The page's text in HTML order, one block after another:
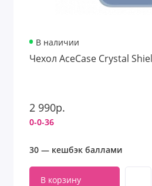
В наличии
Чехол AceCase Crystal
2 990р.
0-0-36
30 — кешбэк баллами
В корзину